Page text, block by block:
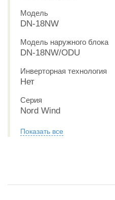
Модель
DN-18NW
Модель наружного блока
DN-18NW/ODU
Инверторная технология
Нет
Серия
Nord Wind
Показать все